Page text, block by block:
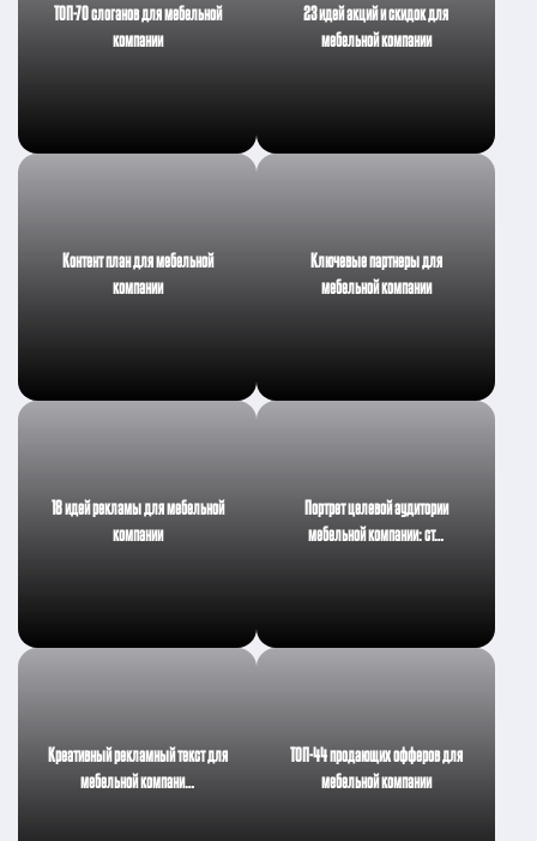
ТОП-70 слоганов для мебельной
компании
23 идей акций и скидок для
мебельной компании
Контент план для мебельной
компании
Ключевые партнеры для
мебельной компании
18 идей рекламы для мебельной
компании
Портрет целевой аудитории
мебельной компании: ст…
Креативный рекламный текст для
мебельной компани…
ТОП-44 продающих офферов для
мебельной компании